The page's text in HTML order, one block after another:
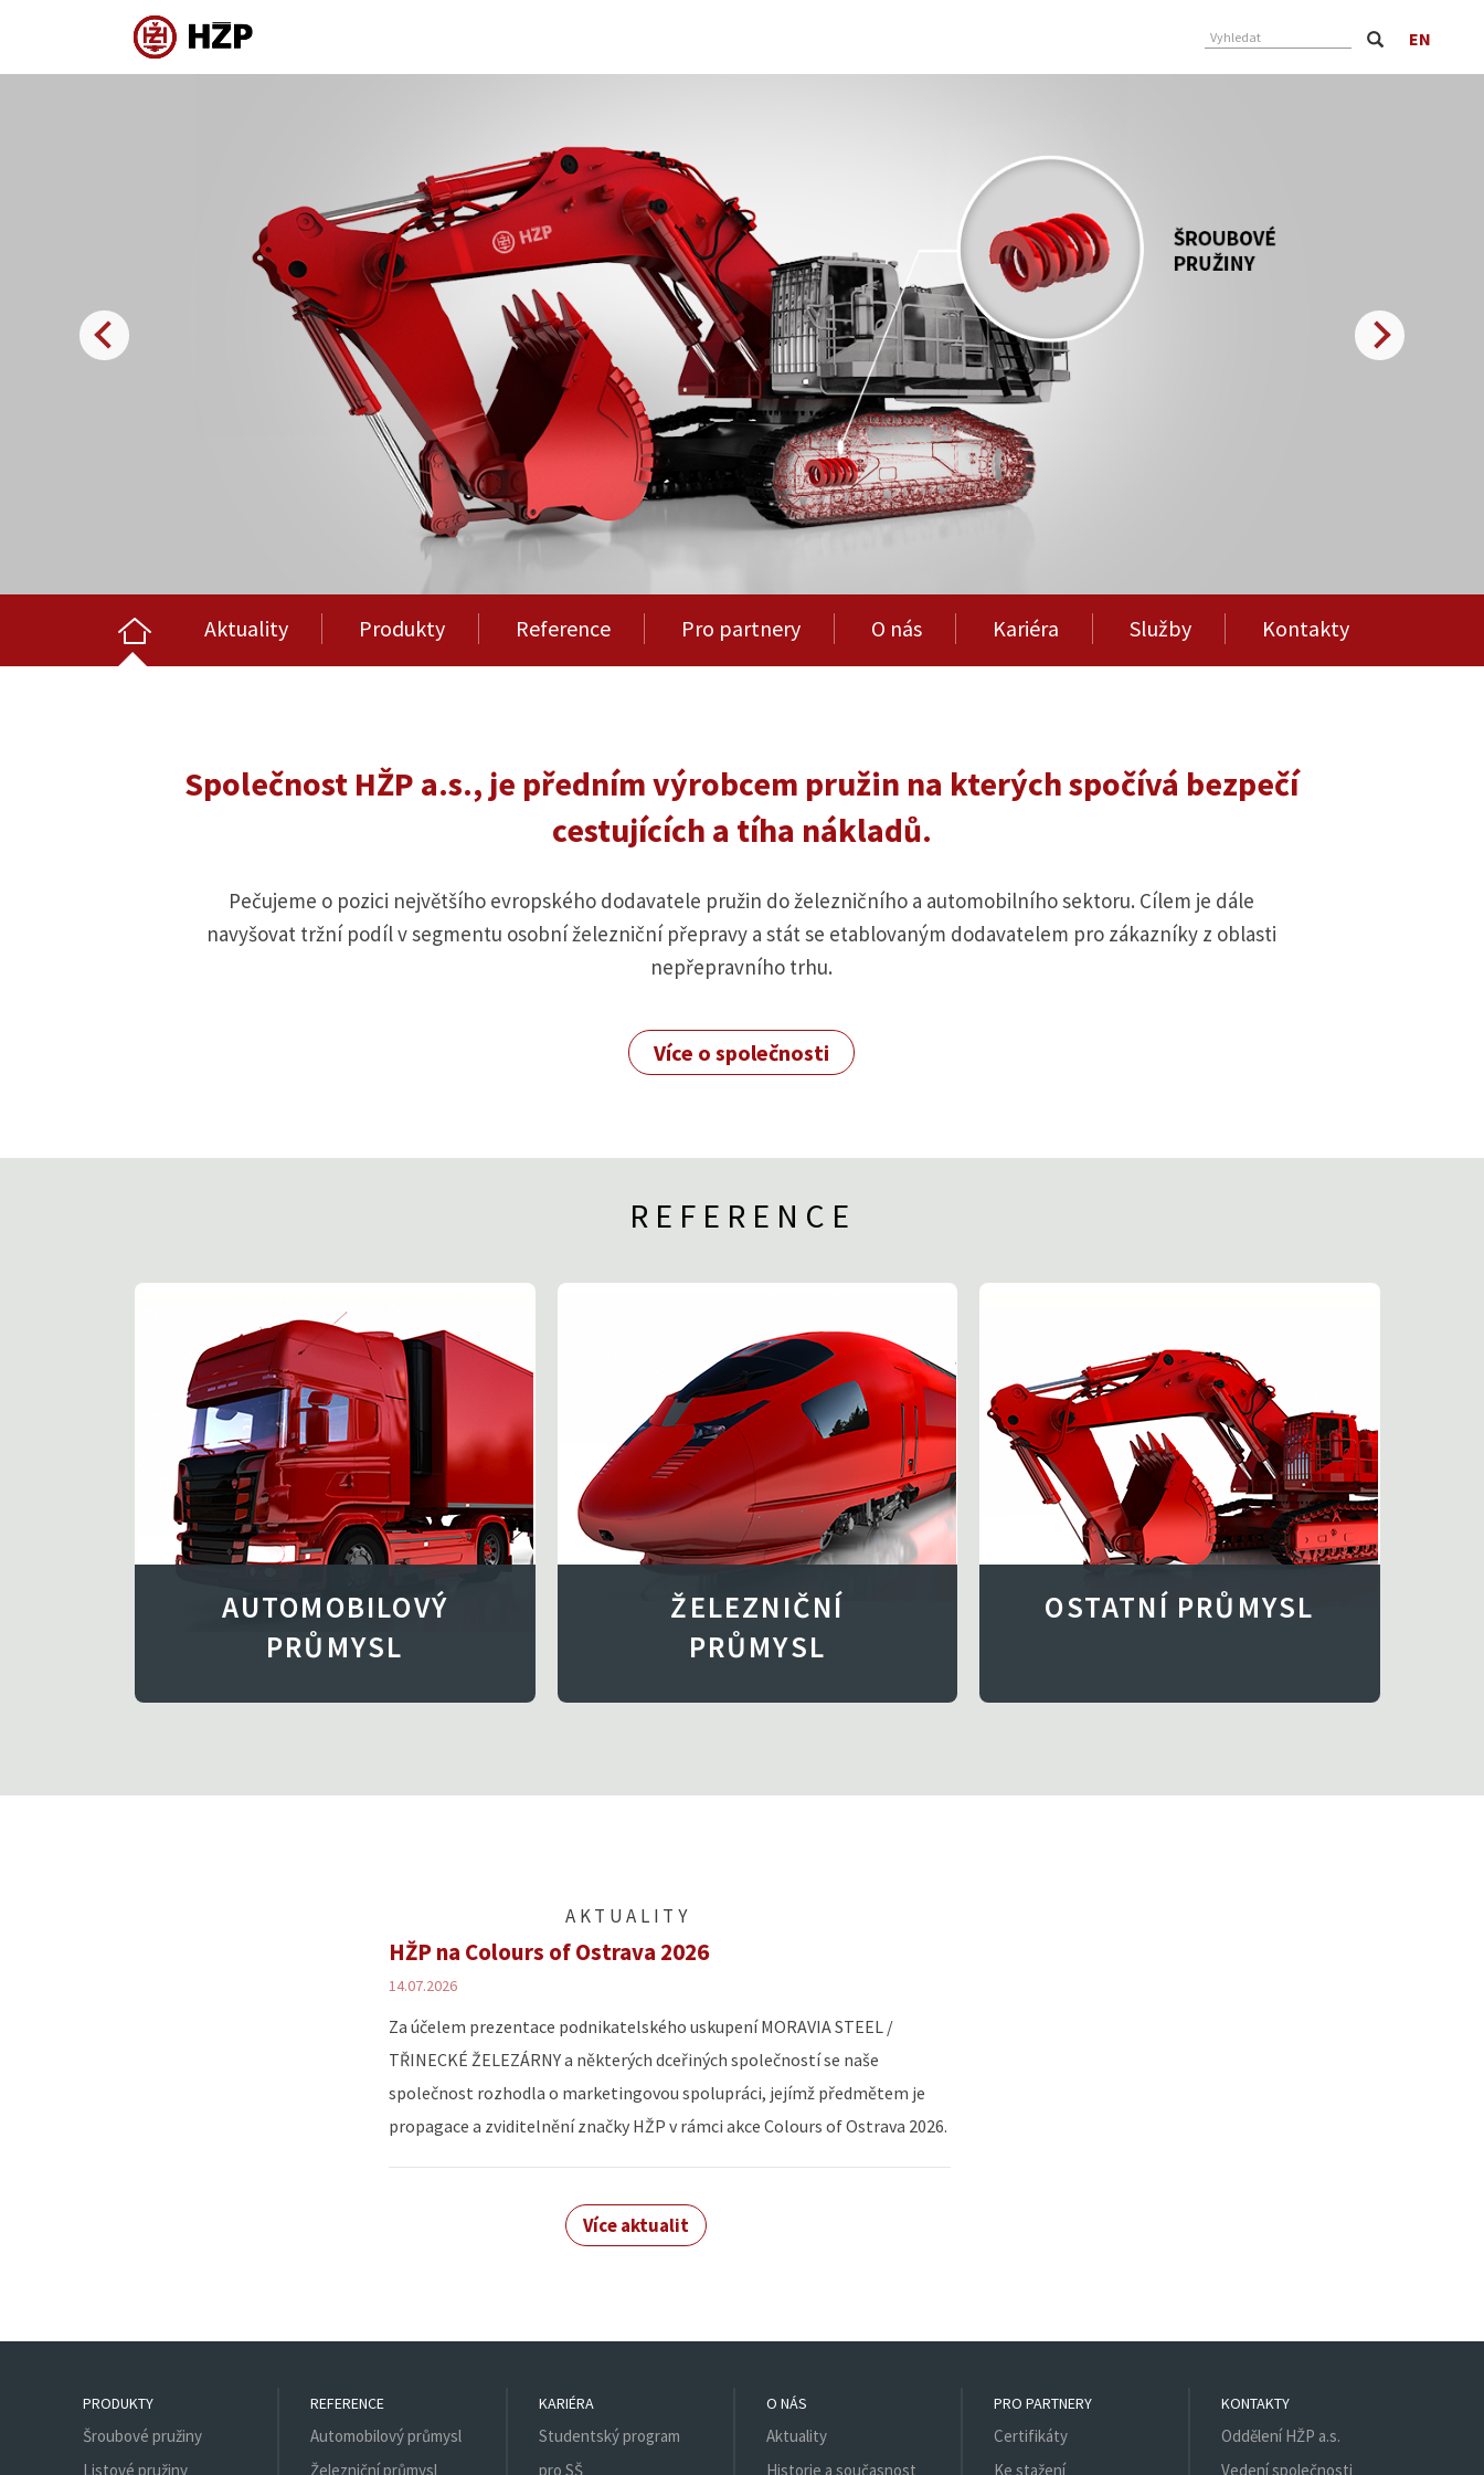
Vyhledat
EN
Previous Next
Aktuality Produkty Reference Pro partnery O nás Kariéra Služby Kontakty
Společnost HŽP a.s., je předním výrobcem pružin na kterých spočívá bezpečí
cestujících a tíha nákladů.
Pečujeme o pozici největšího evropského dodavatele pružin do železničního a automobilního sektoru. Cílem je dále
navyšovat tržní podíl v segmentu osobní železniční přepravy a stát se etablovaným dodavatelem pro zákazníky z oblasti
nepřepravního trhu.
Více o společnosti
REFERENCE
AUTOMOBILOVÝ
PRŮMYSL
ŽELEZNIČNÍ
PRŮMYSL
OSTATNÍ PRŮMYSL
AKTUALITY
HŽP na Colours of Ostrava 2026
14.07.2026
Za účelem prezentace podnikatelského uskupení MORAVIA STEEL /
TŘINECKÉ ŽELEZÁRNY a některých dceřiných společností se naše
společnost rozhodla o marketingovou spolupráci, jejímž předmětem je
propagace a zviditelnění značky HŽP v rámci akce Colours of Ostrava 2026.
Více aktualit
PRODUKTY
Šroubové pružiny
Listové pružiny
REFERENCE
Automobilový průmysl
Železniční průmysl
KARIÉRA
Studentský program
pro SŠ
O NÁS
Aktuality
Historie a současnost
PRO PARTNERY
Certifikáty
Ke stažení
KONTAKTY
Oddělení HŽP a.s.
Vedení společnosti